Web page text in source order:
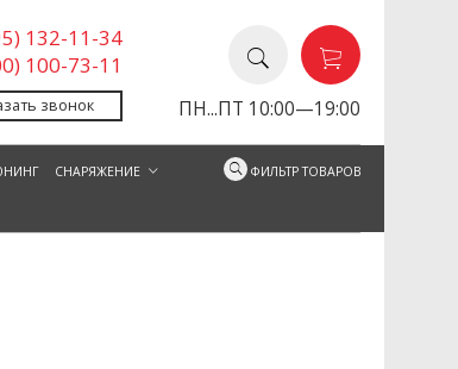
132-11-34
100-73-11
звонок ПН...ПТ 10:00—19:00
СНАРЯЖЕНИЕ ФИЛЬТР ТОВАРОВ